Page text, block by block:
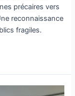
précaires vers
reconnaissance
fragiles.